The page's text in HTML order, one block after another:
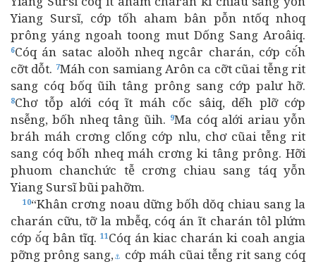
Yiang Sursĩ, cớp tốh aham bân pỗn ntốq nhoq
prông yáng ngoah toong mut Dống Sang Aroâiq.
6Cóq án satac aloŏh nheq ngcâr charán, cớp cŏ́h
cỡt dỗt. 7Máh con samiang Arôn ca cỡt cũai tễng rit
sang cóq bốq ũih tâng prông sang cớp palư hỡ.
8Chơ tỗp alới cóq ĩt máh cốc sâiq, dếh plỡ cớp
nsễng, bốh nheq tâng ũih. 9Ma cóq alới ariau yỗn
bráh máh crơng clống cớp nlu, chơ cũai tễng rit
sang cóq bốh nheq máh crơng ki tâng prông. Hỡi
phuom chanchức tễ crơng chiau sang táq yỗn
Yiang Sursĩ bũi pahỡm.
10“Khân crơng noau dững bốh dŏq chiau sang la
charán cữu, tỡ la mbễq, cóq án ĩt charán tôl plứm
cớp ŏ́q bân tĩq.11Cóq án kiac charán ki coah angia
pỡng prông sang,⚓ cớp máh cũai tễng rit sang cóq